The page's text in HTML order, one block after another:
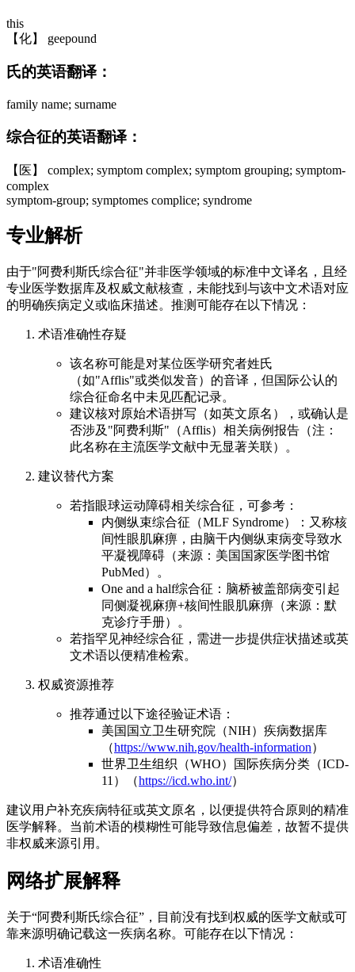
this
【化】 geepound
氏的英语翻译：
family name; surname
综合征的英语翻译：
【医】 complex; symptom complex; symptom grouping; symptom-
complex
symptom-group; symptomes complice; syndrome
专业解析
由于"阿费利斯氏综合征"并非医学领域的标准中文译名，且经
专业医学数据库及权威文献核查，未能找到与该中文术语对应
的明确疾病定义或临床描述。推测可能存在以下情况：
术语准确性存疑
该名称可能是对某位医学研究者姓氏
（如"Afflis"或类似发音）的音译，但国际公认的
综合征命名中未见匹配记录。
建议核对原始术语拼写（如英文原名），或确认是
否涉及"阿费利斯"（Afflis）相关病例报告（注：
此名称在主流医学文献中无显著关联）。
建议替代方案
若指眼球运动障碍相关综合征，可参考：
内侧纵束综合征（MLF Syndrome）：又称核
间性眼肌麻痹，由脑干内侧纵束病变导致水
平凝视障碍（来源：美国国家医学图书馆
PubMed）。
One and a half综合征：脑桥被盖部病变引起
同侧凝视麻痹+核间性眼肌麻痹（来源：默
克诊疗手册）。
若指罕见神经综合征，需进一步提供症状描述或英
文术语以便精准检索。
权威资源推荐
推荐通过以下途径验证术语：
美国国立卫生研究院（NIH）疾病数据库
（https://www.nih.gov/health-information）
世界卫生组织（WHO）国际疾病分类（ICD-
11）（https://icd.who.int/）
建议用户补充疾病特征或英文原名，以便提供符合原则的精准
医学解释。当前术语的模糊性可能导致信息偏差，故暂不提供
非权威来源引用。
网络扩展解释
关于“阿费利斯氏综合征”，目前没有找到权威的医学文献或可
靠来源明确记载这一疾病名称。可能存在以下情况：
术语准确性